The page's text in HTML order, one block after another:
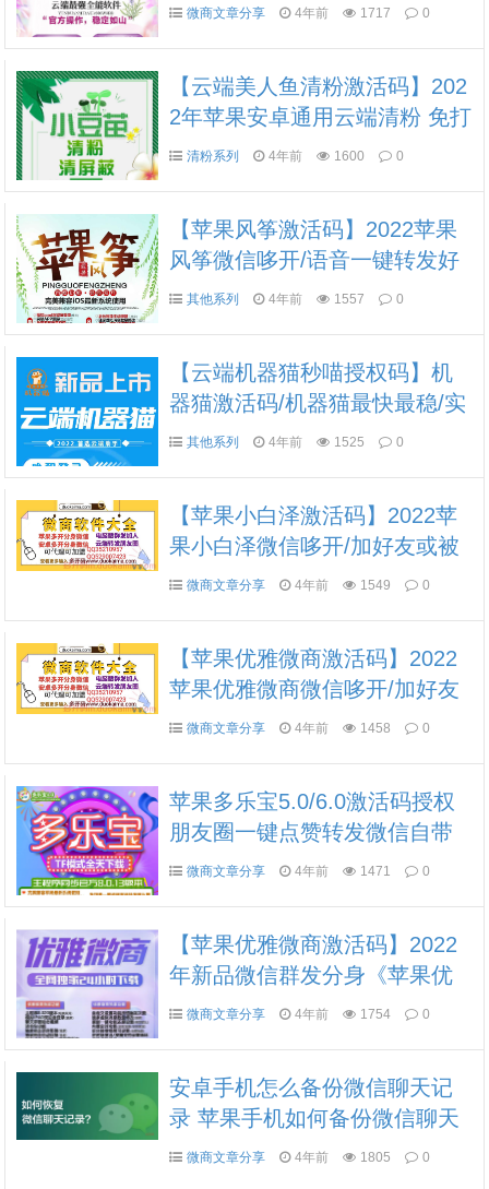
微商文章分享 4年前 1717 0
【云端美人鱼清粉激活码】202
2年苹果安卓通用云端清粉 免打
扰清理好友 清理朋友圈《美人
清粉系列 4年前 1600 0
【苹果风筝激活码】2022苹果
风筝微信哆开/语音一键转发好
友或群/正版授权《热点新闻》
其他系列 4年前 1557 0
【云端机器猫秒喵授权码】机
器猫激活码/机器猫最快最稳/实
时推送 延迟抢包 指定群抢 支
其他系列 4年前 1525 0
【苹果小白泽激活码】2022苹
果小白泽微信哆开/加好友或被
加可设置关键词回复/正版授
微商文章分享 4年前 1549 0
【苹果优雅微商激活码】2022
苹果优雅微商微信哆开/加好友
或被加可设置关键词回复/正版
微商文章分享 4年前 1458 0
苹果多乐宝5.0/6.0激活码授权
朋友圈一键点赞转发微信自带
录像功能哆开分身双开
微商文章分享 4年前 1471 0
【苹果优雅微商激活码】2022
年新品微信群发分身《苹果优
雅微商激活码》【苹果白龙马
微商文章分享 4年前 1754 0
安卓手机怎么备份微信聊天记
录 苹果手机如何备份微信聊天
记录【苹果小白泽微信封号名
微商文章分享 4年前 1805 0